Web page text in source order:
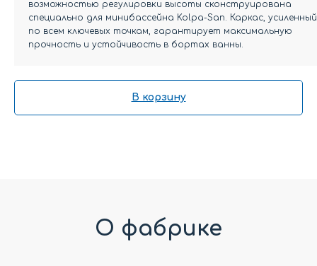
возможностью регулировки высоты сконструирована
специально для минибассейна Kolpa-San. Каркас, усиленный
по всем ключевых точкам, гарантирует максимальную
прочность и устойчивость в бортах ванны.
В корзину
О фабрике